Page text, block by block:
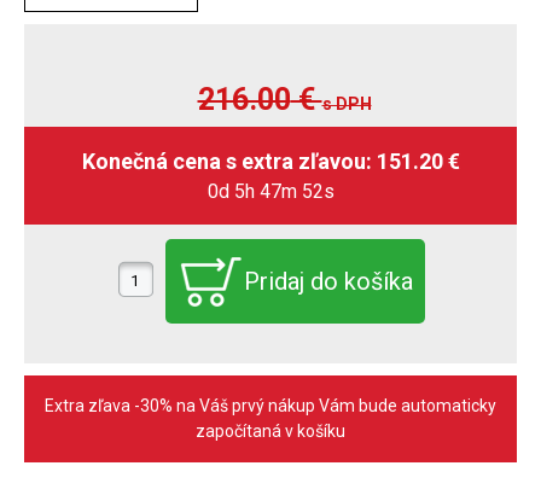
216.00€s DPH
0d 5h 47m 51s
Extra zľava -30% na Váš prvý nákup Vám bude automaticky
započítaná v košíku